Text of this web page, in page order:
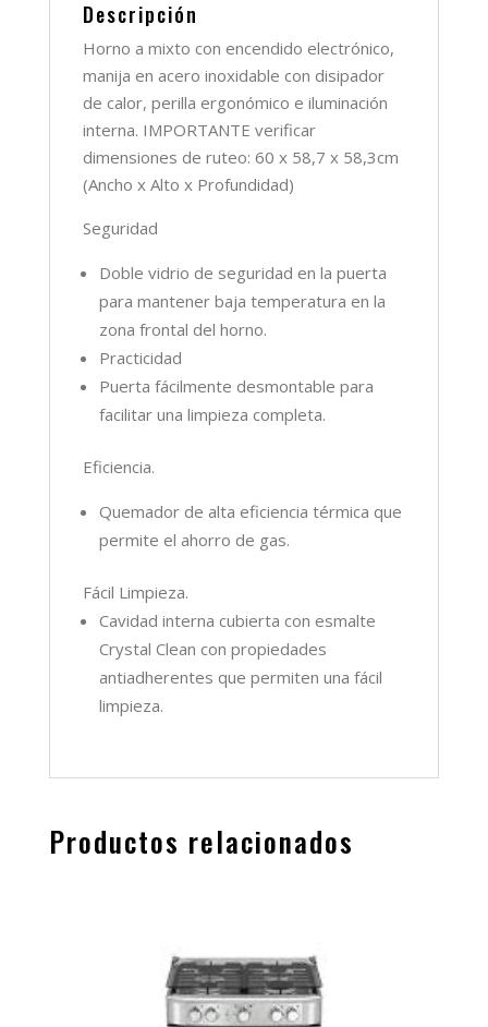
Descripción
Horno a mixto con encendido electrónico,
manija en acero inoxidable con disipador
de calor, perilla ergonómico e iluminación
interna. IMPORTANTE verificar
dimensiones de ruteo: 60 x 58,7 x 58,3cm
(Ancho x Alto x Profundidad)
Seguridad
Doble vidrio de seguridad en la puerta
para mantener baja temperatura en la
zona frontal del horno.
Practicidad
Puerta fácilmente desmontable para
facilitar una limpieza completa.
Eficiencia.
Quemador de alta eficiencia térmica que
permite el ahorro de gas.
Fácil Limpieza.
Cavidad interna cubierta con esmalte
Crystal Clean con propiedades
antiadherentes que permiten una fácil
limpieza.
Productos relacionados